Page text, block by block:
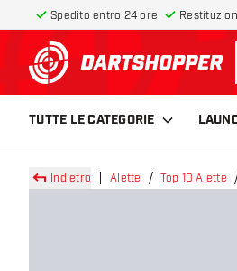
Spedito entro 24 ore
torna alla home
TUTTE LE CATEGORIE
Indietro Alette Top 10 Alette